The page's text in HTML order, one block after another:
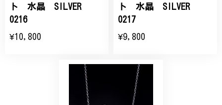
ト 水晶 SILVER
0216
¥10,800
ト 水晶 SILVER
0217
¥9,800